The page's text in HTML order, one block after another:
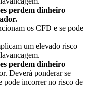
perdem dinheiro
os CFD e se pode
um elevado risco
perdem dinheiro
Deverá ponderar se
pode incorrer no risco de